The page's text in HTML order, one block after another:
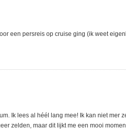
een persreis op cruise ging (ik weet
Ik lees al héél lang mee! Ik kan niet mer
zelden, maar dit lijkt me een mooi